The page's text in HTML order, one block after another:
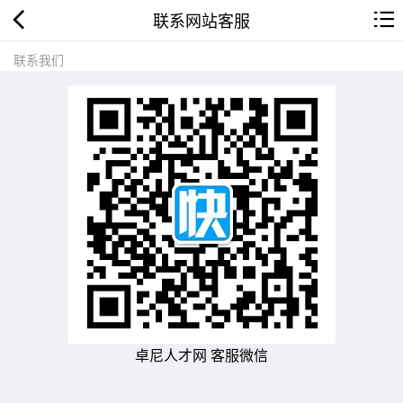
联系网站客服
联系我们
卓尼人才网 客服微信